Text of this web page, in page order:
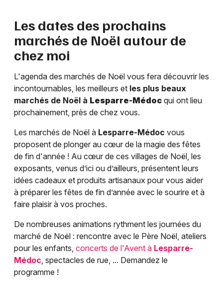
Les dates des prochains
marchés de Noël autour de
chez moi
L'agenda des marchés de Noël vous fera découvrir les
incontournables, les meilleurs et les plus beaux
marchés de Noël à Lesparre-Médoc qui ont lieu
prochainement, près de chez vous.
Les marchés de Noël à Lesparre-Médoc vous
proposent de plonger au cœur de la magie des fêtes
de fin d'année ! Au cœur de ces villages de Noël, les
exposants, venus d’ici ou d’ailleurs, présentent leurs
idées cadeaux et produits artisanaux pour vous aider
à préparer les fêtes de fin d’année avec le sourire et à
faire plaisir à vos proches.
De nombreuses animations rythment les journées du
marché de Noël : rencontre avec le Père Noël, ateliers
pour les enfants, concerts de l'Avent à Lesparre-
Médoc, spectacles de rue, ... Demandez le
programme !